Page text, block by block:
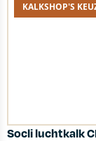
KALKSHOP'S
Socli luchtkalk